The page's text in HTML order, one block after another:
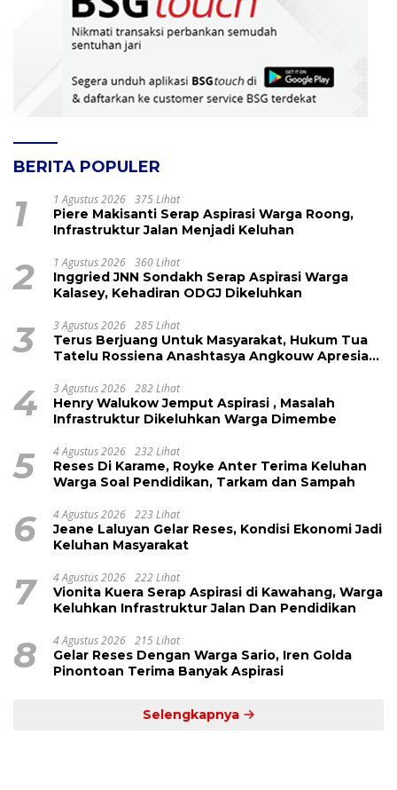
BERITA POPULER
1 1 Agustus 2026 375 Lihat
Piere Makisanti Serap Aspirasi Warga Roong,
Infrastruktur Jalan Menjadi Keluhan
2 1 Agustus 2026 360 Lihat
Inggried JNN Sondakh Serap Aspirasi Warga
Kalasey, Kehadiran ODGJ Dikeluhkan
3 3 Agustus 2026 285 Lihat
Terus Berjuang Untuk Masyarakat, Hukum Tua
Tatelu Rossiena Anashtasya Angkouw Apresiasi
4 3 Agustus 2026 282 Lihat
Henry Walukow Jemput Aspirasi , Masalah
Infrastruktur Dikeluhkan Warga Dimembe
5 4 Agustus 2026 232 Lihat
Reses Di Karame, Royke Anter Terima Keluhan
Warga Soal Pendidikan, Tarkam dan Sampah
6 4 Agustus 2026 223 Lihat
Jeane Laluyan Gelar Reses, Kondisi Ekonomi Jadi
Keluhan Masyarakat
7 4 Agustus 2026 222 Lihat
Vionita Kuera Serap Aspirasi di Kawahang, Warga
Keluhkan Infrastruktur Jalan Dan Pendidikan
8 4 Agustus 2026 215 Lihat
Gelar Reses Dengan Warga Sario, Iren Golda
Pinontoan Terima Banyak Aspirasi
Selengkapnya